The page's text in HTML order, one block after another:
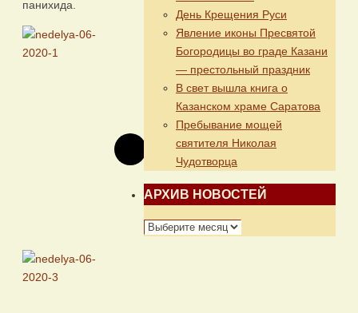
панихида.
День Крещения Руси
Явление иконы Пресвятой
Богородицы во граде Казани
— престольный праздник
В свет вышла книга о
Казанском храме Саратова
Пребывание мощей
святителя Николая
Чудотворца
АРХИВ НОВОСТЕЙ
АРХИВ